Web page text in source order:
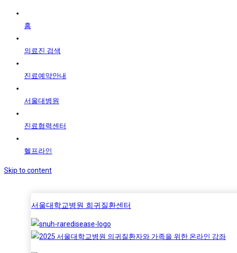
홈
의료진 검색
진료예약안내
서울대병원
진료협력센터
헬프라인
Skip to content
서울대학교병원 희귀질환센터